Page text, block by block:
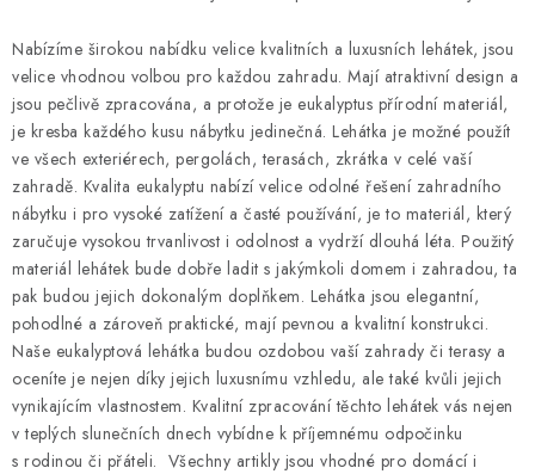
Nákup na splátky ESSOX
Nabízíme širokou nabídku velice kvalitních a luxusních lehátek, jsou
velice vhodnou volbou pro každou zahradu. Mají atraktivní design a
jsou pečlivě zpracována, a protože je eukalyptus přírodní materiál,
je kresba každého kusu nábytku jedinečná. Lehátka je možné použít
ve všech exteriérech, pergolách, terasách, zkrátka v celé vaší
zahradě. Kvalita eukalyptu nabízí velice odolné řešení zahradního
nábytku i pro vysoké zatížení a časté používání, je to materiál, který
zaručuje vysokou trvanlivost i odolnost a vydrží dlouhá léta. Použitý
materiál lehátek bude dobře ladit s jakýmkoli domem i zahradou, ta
pak budou jejich dokonalým doplňkem. Lehátka jsou elegantní,
pohodlné a zároveň praktické, mají pevnou a kvalitní konstrukci.
Naše eukalyptová lehátka budou ozdobou vaší zahrady či terasy a
oceníte je nejen díky jejich luxusnímu vzhledu, ale také kvůli jejich
vynikajícím vlastnostem. Kvalitní zpracování těchto lehátek vás nejen
v teplých slunečních dnech vybídne k příjemnému odpočinku
s rodinou či přáteli. Všechny artikly jsou vhodné pro domácí i